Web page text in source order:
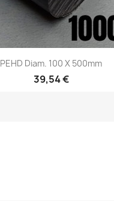
PEHD Diam. 100 X 500mm
39,54 €